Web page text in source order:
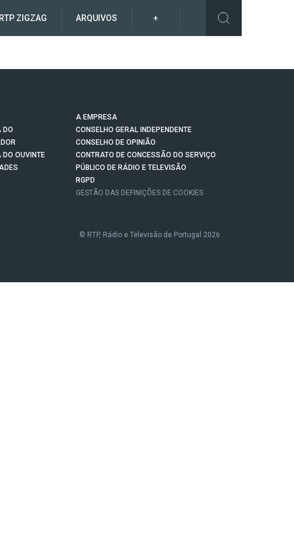
RTP ZIGZAG ARQUIVOS +
DO
DO OUVINTE
A EMPRESA
CONSELHO GERAL INDEPENDENTE
CONSELHO DE OPINIÃO
CONTRATO DE CONCESSÃO DO SERVIÇO
PÚBLICO DE RÁDIO E TELEVISÃO
RGPD
GESTÃO DAS DEFINIÇÕES DE COOKIES
© RTP, Rádio e Televisão de Portugal 2026